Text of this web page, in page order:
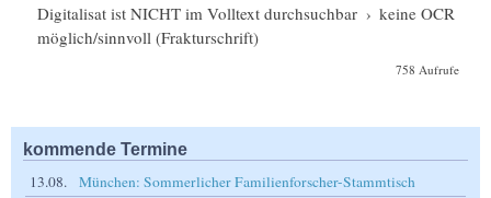
Digitalisat ist NICHT im Volltext durchsuchbar › keine OCR
möglich/sinnvoll (Frakturschrift)
758 Aufrufe
kommende Termine
13.08.
München: Sommerlicher Familienforscher-Stammtisch